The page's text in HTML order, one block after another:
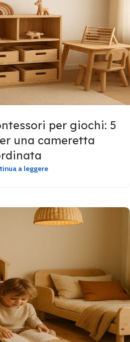
per giochi: 5
una cameretta
a leggere